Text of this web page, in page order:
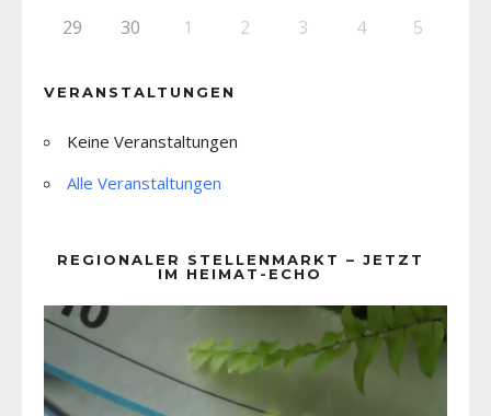
29 30 1 2 3 4 5
VERANSTALTUNGEN
Keine Veranstaltungen
Alle Veranstaltungen
REGIONALER STELLENMARKT – JETZT
IM HEIMAT-ECHO
Player